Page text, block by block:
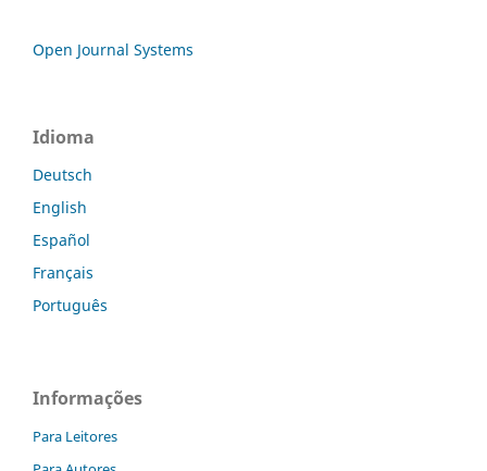
Open Journal Systems
Idioma
Deutsch
English
Español
Français
Português
Informações
Para Leitores